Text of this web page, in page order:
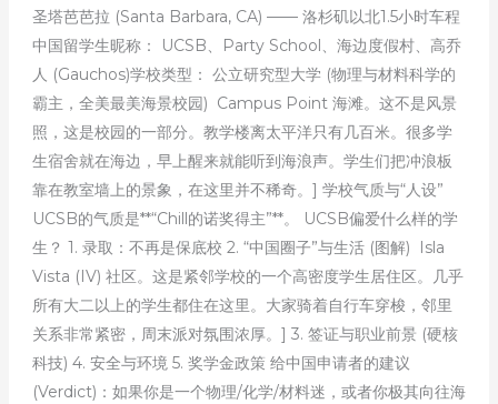
圣塔芭芭拉 (Santa Barbara, CA) —— 洛杉矶以北1.5小时车程
中国留学生昵称： UCSB、Party School、海边度假村、高乔
人 (Gauchos)学校类型： 公立研究型大学 (物理与材料科学的
霸主，全美最美海景校园) Campus Point 海滩。这不是风景
照，这是校园的一部分。教学楼离太平洋只有几百米。很多学
生宿舍就在海边，早上醒来就能听到海浪声。学生们把冲浪板
靠在教室墙上的景象，在这里并不稀奇。] 学校气质与“人设”
UCSB的气质是**“Chill的诺奖得主”**。 UCSB偏爱什么样的学
生？ 1. 录取：不再是保底校 2. “中国圈子”与生活 (图解) Isla
Vista (IV) 社区。这是紧邻学校的一个高密度学生居住区。几乎
所有大二以上的学生都住在这里。大家骑着自行车穿梭，邻里
关系非常紧密，周末派对氛围浓厚。] 3. 签证与职业前景 (硬核
科技) 4. 安全与环境 5. 奖学金政策 给中国申请者的建议
(Verdict)：如果你是一个物理/化学/材料迷，或者你极其向往海